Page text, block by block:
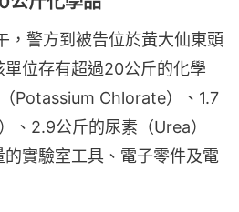
警方到被告位於黃大仙東頭
位存有超過20公斤的化學
Potassium Chlorate）、1.7
、2.9公斤的尿素（Urea）
實驗室工具、電子零件及電